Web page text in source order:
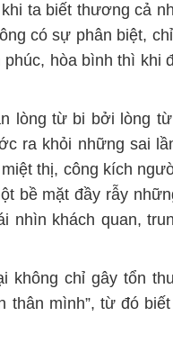
ta biết thương cả
có sự phân biệt,
hòa bình thì khi
lòng từ bi bởi lòng
ra khỏi những sai
thị, công kích
bề mặt đầy rẫy
nhìn khách quan,
không chỉ gây tổn
thân mình”, từ đó